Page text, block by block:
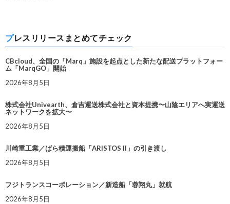
プレスリリースまとめてチェック
CBcloud、全国の「Marq」施設を起点とした新たな配送プラットフォー
ム「MarqGO」開始
2026年8月5日
株式会社Univearth、倉吉運送株式会社と資本提携〜山陰エリアへ実運送
ネットワークを拡大〜
2026年8月5日
川崎重工業／ばら積運搬船「ARISTOS II」の引き渡し
2026年8月5日
フジトランスコーポレーション／新造船「蓉翔丸」就航
2026年8月5日